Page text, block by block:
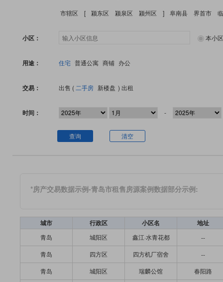
市辖区 [ 颍东区 颍泉区 颍州区 ] 阜南县 界首市
小区： 本小区
用途： 住宅 普通公寓 商铺 办公
交易： 出售 ( 二手房 新楼盘 ) 出租
时间： -
查询 清空
*房产交易数据示例-青岛市租售房源案例数据部分示例:
城市 行政区 小区名 地址
青岛 城阳区 鑫江·水青花都
--
青岛
四方区 四方机厂宿舍
--
青岛
城阳区 瑞麟公馆
春阳路